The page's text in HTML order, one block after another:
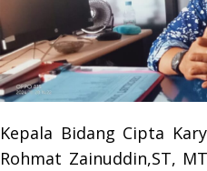
Kepala Bidang Cipta
Rohmat Zainuddin,ST,